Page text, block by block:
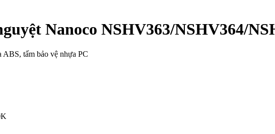
Nanoco NSHV363/NSHV364/
ABS, tấm bảo vệ nhựa PC